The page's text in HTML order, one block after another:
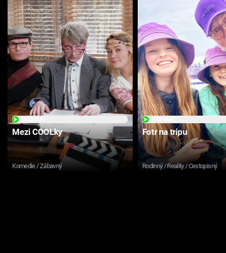
Mezi COOLky
Komedie / Zábavný
Fotr na tripu
Rodinný / Reality / Cestopisný